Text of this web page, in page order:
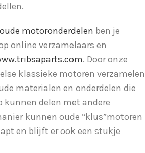
oude motoronderdelen ben je
online verzamelaars en
. Door onze
klassieke motoren verzamelen
materialen en onderdelen die
kunnen delen met andere
kunnen oude “klus”motoren
en blijft er ook een stukje